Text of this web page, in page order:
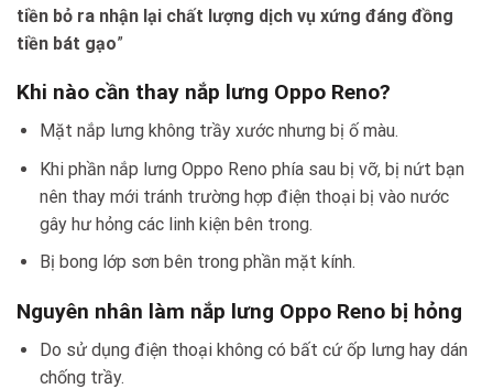
tiền bỏ ra nhận lại chất lượng dịch vụ xứng đáng đồng
tiền bát gạo”
Khi nào cần thay nắp lưng Oppo Reno?
Mặt nắp lưng không trầy xước nhưng bị ố màu.
Khi phần nắp lưng Oppo Reno phía sau bị vỡ, bị nứt bạn
nên thay mới tránh trường hợp điện thoại bị vào nước
gây hư hỏng các linh kiện bên trong.
Bị bong lớp sơn bên trong phần mặt kính.
Nguyên nhân làm nắp lưng Oppo Reno bị hỏng
Do sử dụng điện thoại không có bất cứ ốp lưng hay dán
chống trầy.